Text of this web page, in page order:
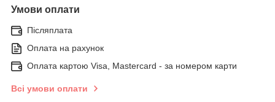
Умови оплати
Післяплата
Оплата на рахунок
Оплата картою Visa, Mastercard - за номером карти
Всі умови оплати